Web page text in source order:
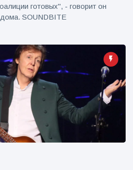
готовых", - говорит он
SOUNDBITE